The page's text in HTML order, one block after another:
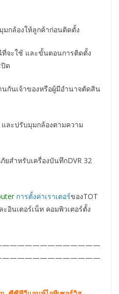
กล้องให้ลูกค้าก่อนติดตั้ง
จะใช้ และขั้นตอนการติดตั้ง
ด
กันเจ้าของหรือผู้มีอำนาจตัดสิน
ละปรับมุมกล้องตามความ
ยสำหรับเครื่องบันทึกDVR 32
การตั้งค่าเราเตอร์ของTOT
อินเตอร์เน็ท คอมพิวเตอร์ตั้ง